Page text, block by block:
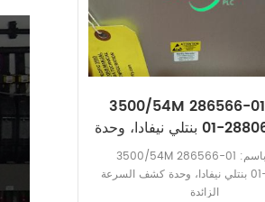
3500/54M 286566-01 سجل
باسم: 288062-01 بنتلي نيفادا، وحدة
كشف السرعة الزائدة
3500/54M 286566-01 سجل باسم:
288062-01 بنتلي نيفادا، وحدة كشف السرعة
الزائدة